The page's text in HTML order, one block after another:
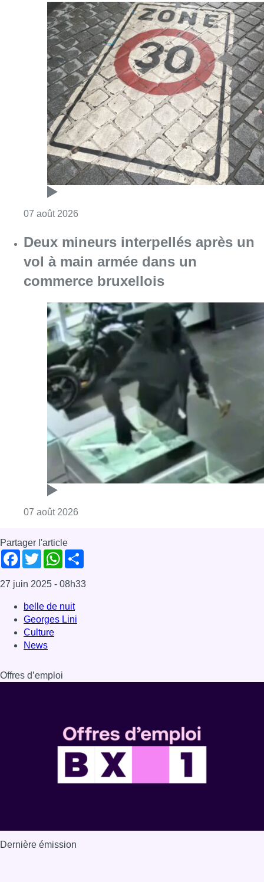
07 août 2026
Deux mineurs interpellés après un
vol à main armée dans un
commerce bruxellois
07 août 2026
Partager l'article
Facebook
TwitterWhatsApp
27 juin 2025 - 08h33
belle de nuit
Georges Lini
Culture
News
Offres d’emploi
Dernière émission